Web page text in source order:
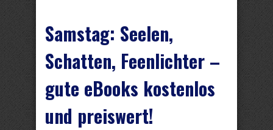
Samstag: Seelen,
Schatten, Feenlichter –
gute eBooks kostenlos
und preiswert!